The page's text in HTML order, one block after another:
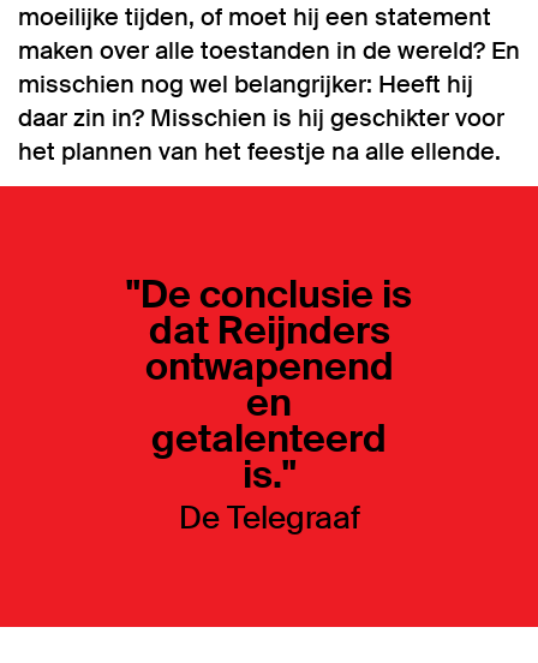
moeilijke tijden, of moet hij een statement
maken over alle toestanden in de wereld? En
misschien nog wel belangrijker: Heeft hij
daar zin in? Misschien is hij geschikter voor
het plannen van het feestje na alle ellende.
''De conclusie is
dat Reijnders
ontwapenend
en
getalenteerd
is.''
De Telegraaf
Inzoomen